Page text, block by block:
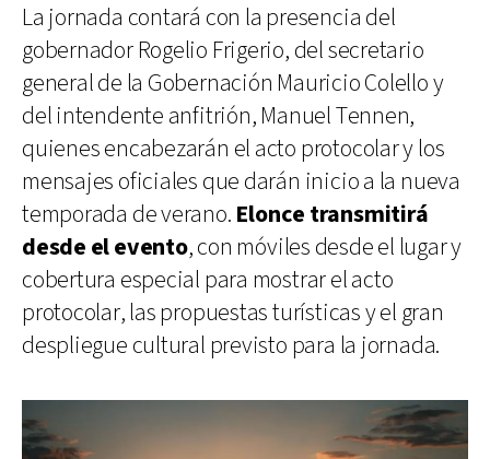
La jornada contará con la presencia del
gobernador Rogelio Frigerio, del secretario
general de la Gobernación Mauricio Colello y
del intendente anfitrión, Manuel Tennen,
quienes encabezarán el acto protocolar y los
mensajes oficiales que darán inicio a la nueva
temporada de verano. Elonce transmitirá
desde el evento, con móviles desde el lugar y
cobertura especial para mostrar el acto
protocolar, las propuestas turísticas y el gran
despliegue cultural previsto para la jornada.